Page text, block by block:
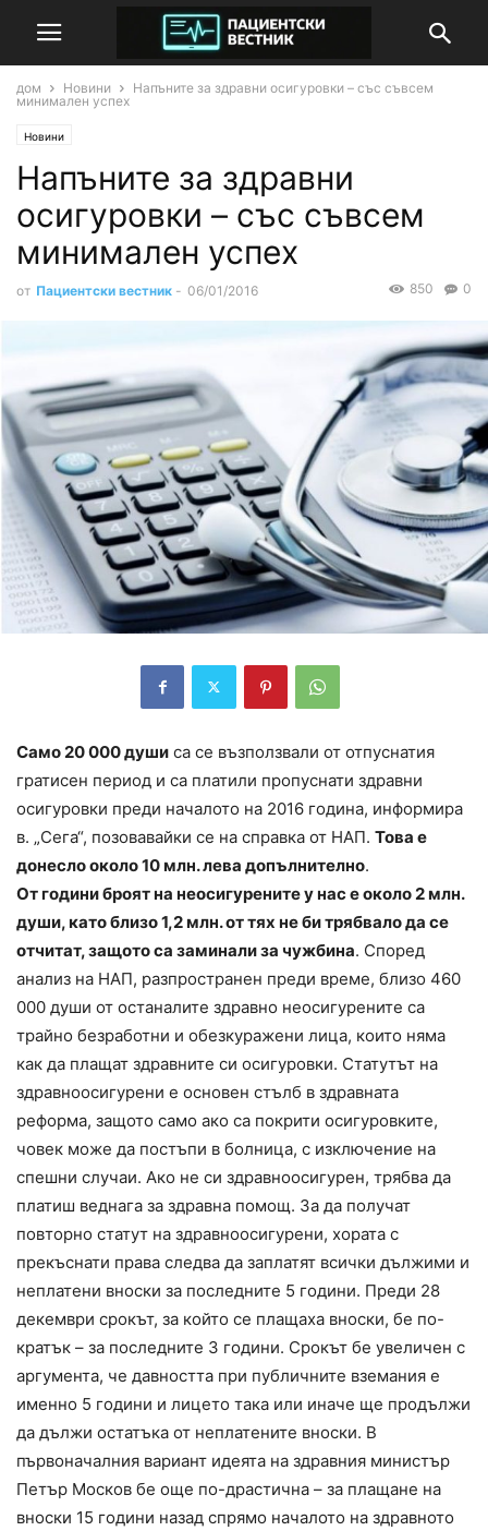
дом Новини
Напъните за здравни осигуровки – със съвсем
минимален успех
Новини
Напъните за здравни
осигуровки – със съвсем
минимален успех
от Пациентски вестник - 06/01/2016 0
850
Само 20 000 души са се възползвали от отпуснатия
гратисен период и са платили пропуснати здравни
осигуровки преди началото на 2016 година, информира
в. „Сега“, позовавайки се на справка от НАП. Това е
донесло около 10 млн. лева допълнително.
От години броят на неосигурените у нас е около 2 млн.
души, като близо 1,2 млн. от тях не би трябвало да се
отчитат, защото са заминали за чужбина. Според
анализ на НАП, разпространен преди време, близо 460
000 души от останалите здравно неосигурените са
трайно безработни и обезкуражени лица, които няма
как да плащат здравните си осигуровки. Статутът на
здравноосигурени е основен стълб в здравната
реформа, защото само ако са покрити осигуровките,
човек може да постъпи в болница, с изключение на
спешни случаи. Ако не си здравноосигурен, трябва да
платиш веднага за здравна помощ. За да получат
повторно статут на здравноосигурени, хората с
прекъснати права следва да заплатят всички дължими и
неплатени вноски за последните 5 години. Преди 28
декември срокът, за който се плащаха вноски, бе по-
кратък – за последните 3 години. Срокът бе увеличен с
аргумента, че давността при публичните вземания е
именно 5 години и лицето така или иначе ще продължи
да дължи остатъка от неплатените вноски. В
първоначалния вариант идеята на здравния министър
Петър Москов бе още по-драстична – за плащане на
вноски 15 години назад спрямо началото на здравното